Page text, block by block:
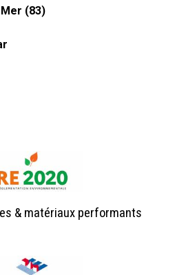
(83)
& matériaux performants